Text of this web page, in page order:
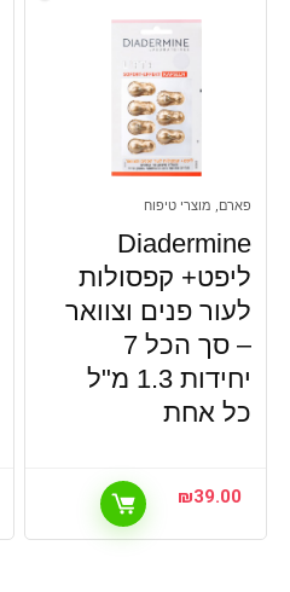
פארם, מוצרי טיפוח
Diadermine
ליפט+ קפסולות
לעור פנים וצוואר
– סך הכל 7
יחידות 1.3 מ"ל
כל אחת
₪39.00